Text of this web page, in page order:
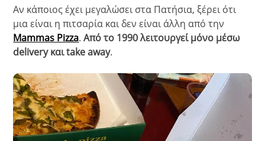
Αν κάποιος έχει μεγαλώσει στα Πατήσια, ξέρει ότι
μια είναι η πιτσαρία και δεν είναι άλλη από την
Mammas Pizza.Από το 1990 λειτουργεί μόνο μέσω
delivery και take away.